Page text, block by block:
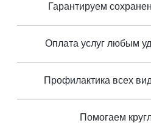
Гарантируем
Оплата услуг любым
Профилактика всех
Помогаем